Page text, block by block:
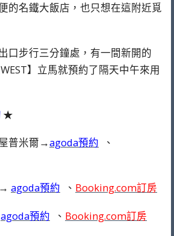
的名鐵大飯店，也只想在這附近覓
口步行三分鐘處，有一間新開的
】立馬就預約了隔天中午來用
★
普米爾→agoda預約 、
agoda預約 、 Booking.com訂房
agoda預約 、 Booking.com訂房